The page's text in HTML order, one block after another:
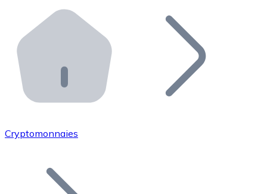
Distributeurs automatiques Bitnovo
Intégrez un ATM Bitnovo dans votre entreprise et
API Bitnovo
Intégrez notre API dans votre écosystème.
Rejoignez notre réseau de distributeurs et
Ajoutez le token de votre projet à notre service
Cryptomonnaies